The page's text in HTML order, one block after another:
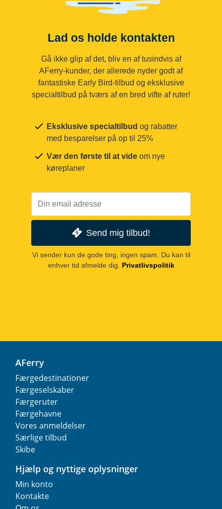
Lad os holde kontakten
Gå ikke glip af det, bliv en af tusindvis af
AFerry-kunder, der allerede nyder godt af
fantastiske Early Bird-tilbud og eksklusive
specialtilbud på tværs af en bred vifte af ruter!
Eksklusive specialtilbud og rabatter
med besparelser på op til 25%
Vær den første til at vide om nye
køreplaner
Send mig tilbud!
Vi sender kun de gode ting, ingen spam. Du kan til
enhver tid afmelde dig.
Privatlivspolitik
AFerry
Færgedestinationer
Færgeselskaber
Færgeruter
Færgehavne
Vores anmeldelser
Særlige tilbud
Skibe
Hjælp og nyttige oplysninger
Min konto
Kontakte